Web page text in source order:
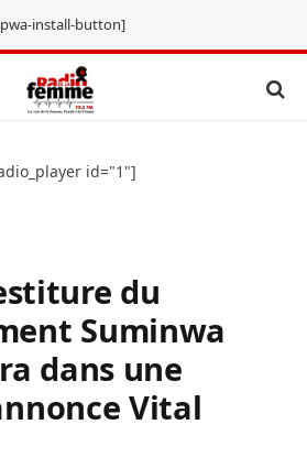
install-button]
id="1"]
du
Suminwa
dans une
Vital